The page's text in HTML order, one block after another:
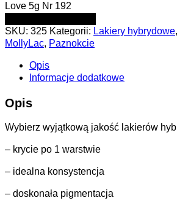
Love 5g Nr 192
SKU: 325 Kategorii: Lakiery hybrydowe,
MollyLac, Paznokcie
Opis
Informacje dodatkowe
Opis
Wybierz wyjątkową jakość lakierów
– krycie po 1 warstwie
– idealna konsystencja
– doskonała pigmentacja